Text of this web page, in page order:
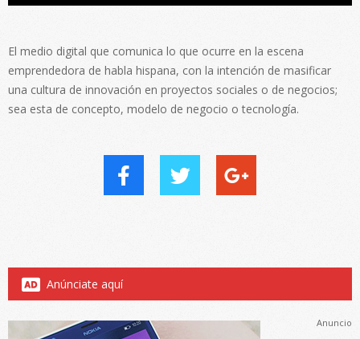
El medio digital que comunica lo que ocurre en la escena
emprendedora de habla hispana, con la intención de masificar
una cultura de innovación en proyectos sociales o de negocios;
sea esta de concepto, modelo de negocio o tecnología.
Anúnciate aquí
Anuncio